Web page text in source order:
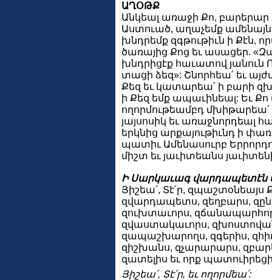
ԱՂՕԹՔ
Անկեալ առաջի Քո, բարերար
Աստուած, աղաչեմք ամենայն
խնդրեմք զգթութիւն ի Քէն,
ծառայից Քոց եւ ասացեր.
խնդրիցէք հաւատով յանուն
տացի ձեզ»: Շնորհեա՛ եւ
Քեզ եւ կատարեա՛ ի բարի
ի Քեզ եմք ապաւինեալ: Եւ
ողորմութեամբդ մխիթարեա՛
յայսոսիկ եւ առաջնորդեալ
երկնից արքայութիւնդ ի
պատիւ Ամենասուրբ
միշտ եւ յաւիտեանս
Ի Սարկաւագ վարդապետէն
Յիշեա՛, Տէ՛ր, զպաշտօնեայս
զվարդապետս, զեղբարս,
զուխտաւորս,
զվաստակաւորս,
զապաշխարողս, զգերիս,
զիշխանս, զչարարարս,
զատելիս եւ որք
Յիշեա՛, Տէ՛ր, եւ ողորմեա՛: